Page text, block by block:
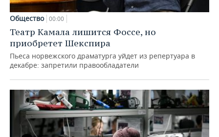
Общество 00:00
Театр Камала лишится Фоссе, но
приобретет Шекспира
Пьеса норвежского драматурга уйдет из репертуара в
декабре: запретили правообладатели